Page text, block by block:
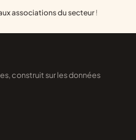
associations du secteur !